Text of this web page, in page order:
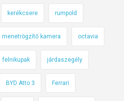
kerékcsere rumpold
menetrögzítő kamera octavia
felnikupak járdaszegély
BYD Atto 3 Ferrari